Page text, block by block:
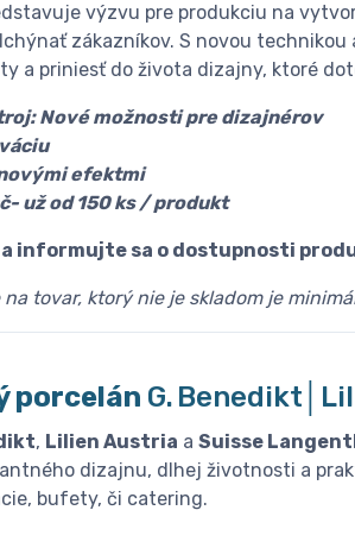
výzvu pre produkciu na
zákazníkov. S novou
a priniesť do života dizajny, ktoré
Nové možnosti pre dizajnérov
efektmi
už od 150 ks / produkt
a informujte sa o dostupnosti
tovar, ktorý nie je skladom je
porcelán G.
, Lilien Austria a Suisse
dizajnu, dlhej životnosti a
bufety, či catering.